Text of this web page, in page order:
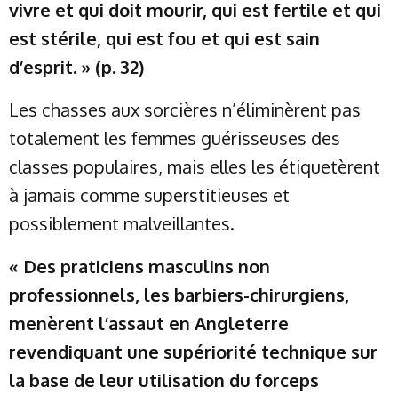
vivre et qui doit mourir, qui est fertile et qui
est stérile, qui est fou et qui est sain
d’esprit. » (p. 32)
Les chasses aux sorcières n’éliminèrent pas
totalement les femmes guérisseuses des
classes populaires, mais elles les étiquetèrent
à jamais comme superstitieuses et
possiblement malveillantes.
« Des praticiens masculins non
professionnels, les barbiers-chirurgiens,
menèrent l’assaut en Angleterre
revendiquant une supériorité technique sur
la base de leur utilisation du forceps